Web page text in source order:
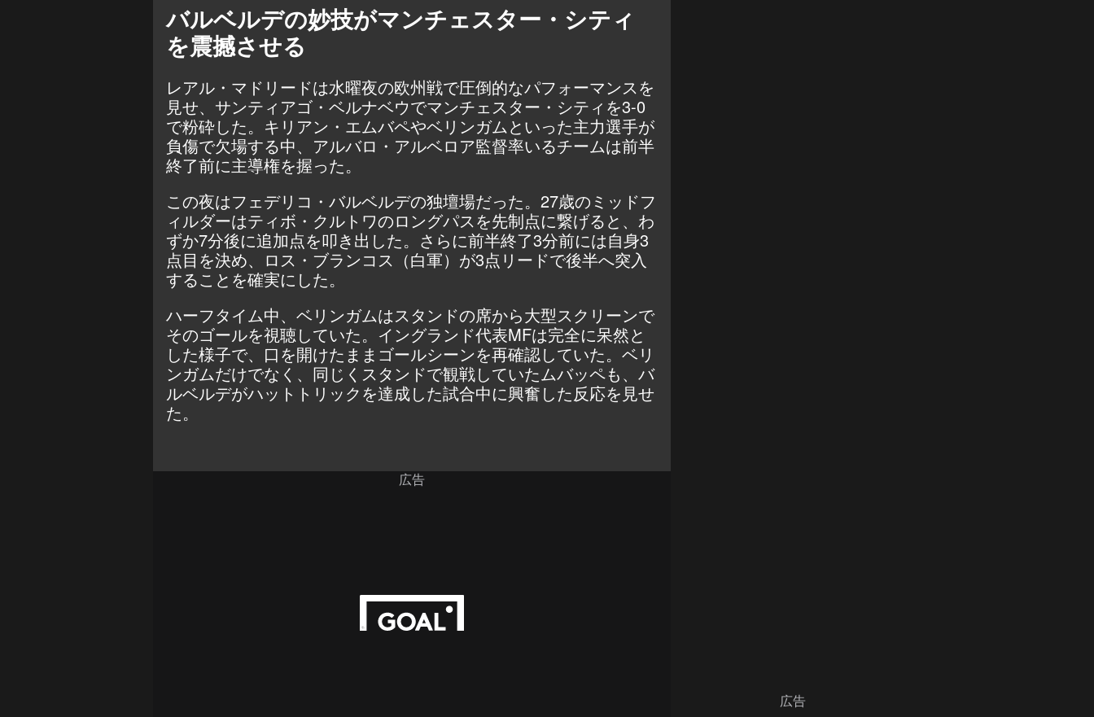
バルベルデの妙技がマンチェスター・シティ
を震撼させる
レアル・マドリードは水曜夜の欧州戦で圧倒的なパフォーマンスを
見せ、 サンティアゴ・ベルナベウでマンチェスター・シティを3-0
で粉砕した。キリアン・エムバペやベリンガムといった主力選手が
負傷で欠場する中、アルバロ・アルベロア監督率いるチームは前半
終了前に主導権を握った。
この夜はフェデリコ・バルベルデの独壇場だった。27歳のミッドフ
ィルダーはティボ・クルトワのロングパスを先制点に繋げると、わ
ずか7分後に追加点を叩き出した。さらに前半終了3分前には自身3
点目を決め、ロス・ブランコス（白軍）が3点リードで後半へ突入
することを確実にした。
ハーフタイム中、ベリンガムはスタンドの席から大型スクリーンで
そのゴールを視聴していた。イングランド代表MFは完全に呆然と
した様子で、口を開けたままゴールシーンを再確認していた。ベリ
ンガムだけでなく、同じくスタンドで観戦していたムバッペも、バ
ルベルデがハットトリックを達成した試合中に興奮した反応を見せ
た。
広告